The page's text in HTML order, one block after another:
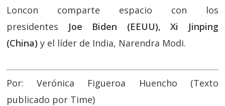
Loncon comparte espacio con los
presidentes Joe Biden (EEUU), Xi Jinping
(China) y el líder de India, Narendra Modi.
Por: Verónica Figueroa Huencho (Texto
publicado por Time)